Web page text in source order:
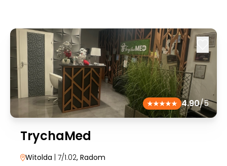
4.90/5
TrychaMed
Witolda | 7/1.02, Radom